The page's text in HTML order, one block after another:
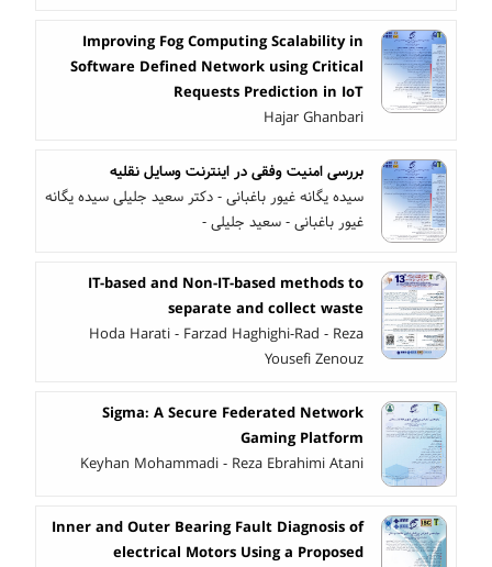
Improving Fog Computing Scalability in
Software Defined Network using Critical
Requests Prediction in IoT
Hajar Ghanbari
بررسی امنیت وفقی در اینترنت وسایل نقلیه
سیده یگانه غیور باغبانی - دکتر سعید جلیلی سیده یگانه
غیور باغبانی - سعید جلیلی -
IT-based and Non-IT-based methods to
separate and collect waste
Hoda Harati - Farzad Haghighi-Rad - Reza
Yousefi Zenouz
Sigma: A Secure Federated Network
Gaming Platform
Keyhan Mohammadi - Reza Ebrahimi Atani
Inner and Outer Bearing Fault Diagnosis of
electrical Motors Using a Proposed